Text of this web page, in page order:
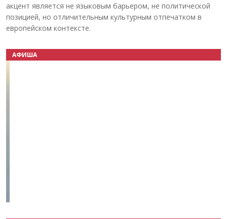
акцент является не языковым барьером, не политической
позицией, но отличительным культурным отпечатком в
европейском контексте.
АФИША